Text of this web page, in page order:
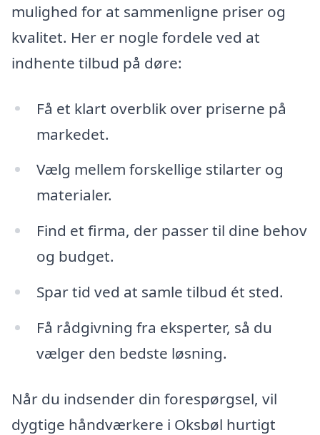
mulighed for at sammenligne priser og
kvalitet. Her er nogle fordele ved at
indhente tilbud på døre:
Få et klart overblik over priserne på
markedet.
Vælg mellem forskellige stilarter og
materialer.
Find et firma, der passer til dine behov
og budget.
Spar tid ved at samle tilbud ét sted.
Få rådgivning fra eksperter, så du
vælger den bedste løsning.
Når du indsender din forespørgsel, vil
dygtige håndværkere i Oksbøl hurtigt